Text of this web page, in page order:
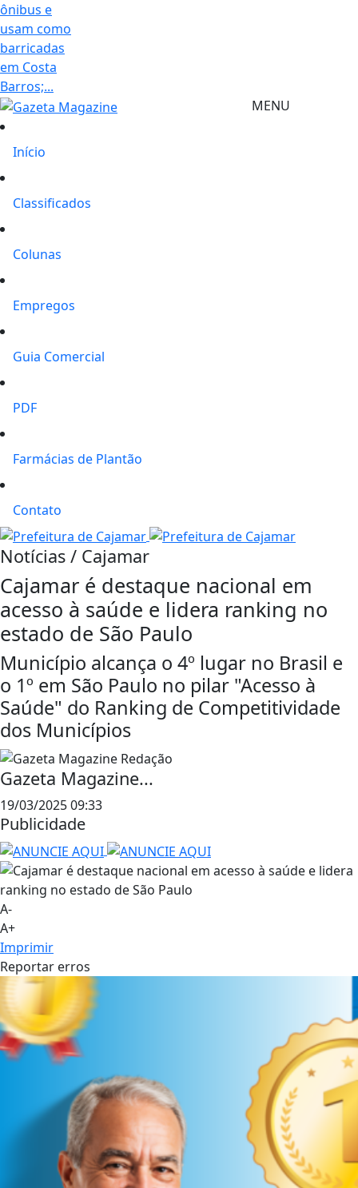
ônibus e
usam como
barricadas
em Costa
Barros;...
MENU
Início
Classificados
Colunas
Empregos
Guia Comercial
PDF
Farmácias de Plantão
Contato
Notícias / Cajamar
Cajamar é destaque nacional em
acesso à saúde e lidera ranking no
estado de São Paulo
Município alcança o 4º lugar no Brasil e
o 1º em São Paulo no pilar "Acesso à
Saúde" do Ranking de Competitividade
dos Municípios
Gazeta Magazine...
19/03/2025 09:33
Publicidade
A-
A+
Imprimir
Reportar erros